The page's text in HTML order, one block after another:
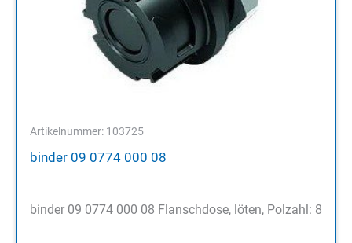
Artikelnummer: 103725
binder 09 0774 000 08
binder 09 0774 000 08 Flanschdose, löten, Polzahl: 8